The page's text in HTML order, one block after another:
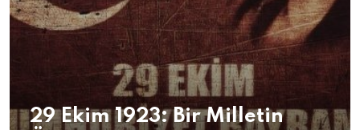
29 Ekim 1923: Bir Milletin